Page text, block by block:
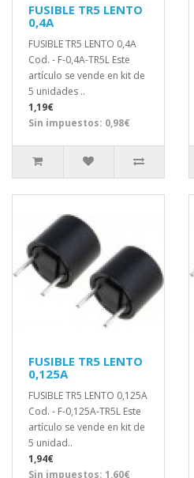
FUSIBLE TR5 LENTO
0,4A
FUSIBLE TR5 LENTO 0,4A
Cod. - F-0,4A-TR5L Este
artículo se vende en kit de
5 unidades ..
1,19€
Sin impuestos: 0,98€
FUSIBLE TR5 LENTO
0,125A
FUSIBLE TR5 LENTO 0,125A
Cod. - F-0,125A-TR5L Este
artículo se vende en kit de
5 unidad..
1,94€
Sin impuestos: 1,60€